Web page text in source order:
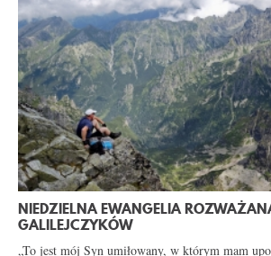
NIEDZIELNA EWANGELIA
GALILEJCZYKÓW
„To jest mój Syn umiłowany, w którym mam